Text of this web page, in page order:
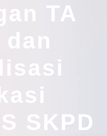
TA
SKPD